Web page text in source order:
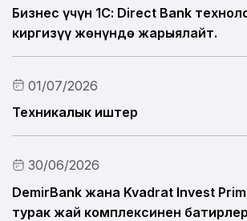
Бизнес үчүн 1С: Direct Bank
киргизүү жөнүндө жарыялайт.
01/07/2026
Техникалык иштер
30/06/2026
DemirBank жана Kvadrat Invest
турак жай комплексинен